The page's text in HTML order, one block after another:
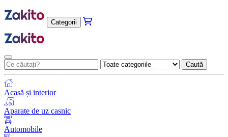
Categorii
Caută
Acasă și interior
Aparate de uz casnic
Automobile